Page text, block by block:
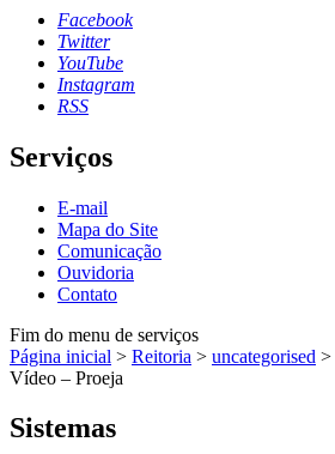
Facebook
Twitter
YouTube
Instagram
RSS
Serviços
E-mail
Mapa do Site
Comunicação
Ouvidoria
Contato
Fim do menu de serviços
Página inicial > Reitoria > uncategorised >
Vídeo – Proeja
Sistemas